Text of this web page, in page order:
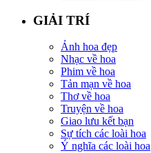
GIẢI TRÍ
Ảnh hoa đẹp
Nhạc về hoa
Phim về hoa
Tản mạn về hoa
Thơ về hoa
Truyện về hoa
Giao lưu kết bạn
Sự tích các loài hoa
Ý nghĩa các loài hoa